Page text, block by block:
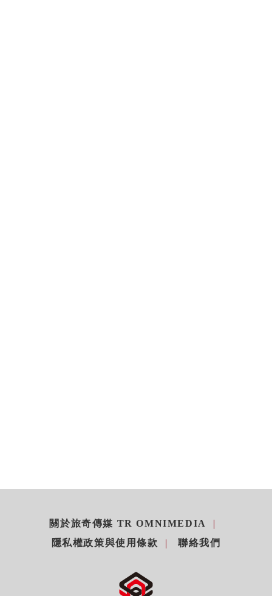
關於旅奇傳媒 TR OMNIMEDIA
隱私權政策與使用條款
聯絡我們